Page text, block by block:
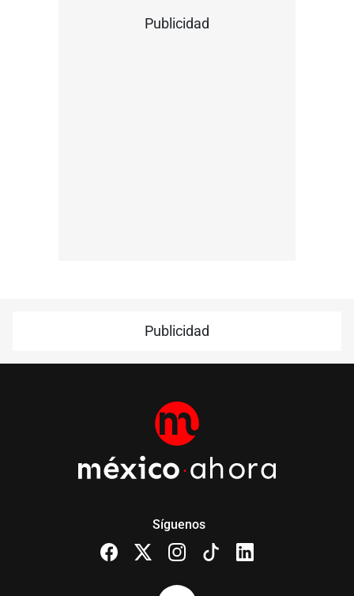
Publicidad
Publicidad
Síguenos